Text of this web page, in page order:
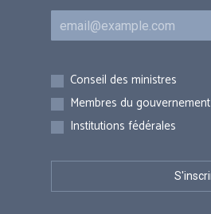
Courriel
Inscriptions
Conseil des ministres
Membres du gouvernement
Institutions fédérales